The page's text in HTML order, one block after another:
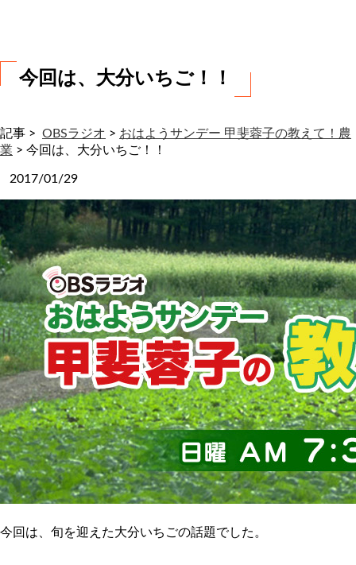
今回は、大分いちご！！
記事 > OBSラジオ > おはようサンデー 甲斐蓉子の教えて！農
業 > 今回は、大分いちご！！
2017/01/29
今回は、旬を迎えた大分いちごの話題でした。